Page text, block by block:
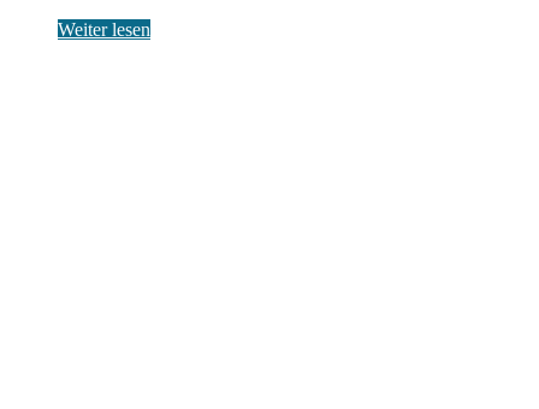
Weiter lesen